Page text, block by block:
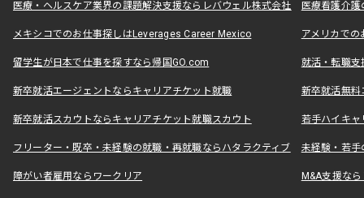
医療・ヘルスケア業界の課題解決支援ならレバウェル株式会社 医療看護介
メキシコでのお仕事探しはLeverages Career Mexico アメリカで
留学生が日本で仕事を探すなら帰国GO.com 就活・転職
新卒就活エージェントならキャリアチケット就職 新卒就活無料
新卒就活スカウトならキャリアチケット就職スカウト 若手ハイキ
フリーター・既卒・未経験の就職・再就職ならハタラクティブ 未経験・若手
障がい者雇用ならワークリア M&A支援な